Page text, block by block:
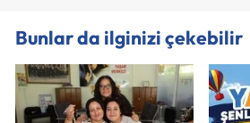
Bunlar da ilginizi çekebilir